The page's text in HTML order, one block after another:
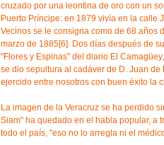
cruzado por una leontina de oro con un
Puerto Príncipe: en 1879 vivía en la calle
Vecinos se le consigna como de 68 años
marzo de 1885[6]. Dos días después de
"Flores y Espinas" del diario El
se dio sepultura al cadáver de D. Juan
ejercido entre nosotros con buen éxito la
La imagen de la Veracruz se ha perdido
Siam" ha quedado en el habla popular, a
todo el país, "eso no lo arregla ni el